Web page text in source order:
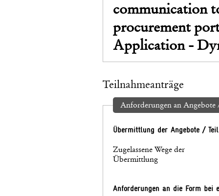
communication
procurement
Application -
Teilnahmeanträge
Anforderungen an Angebote
Übermittlung der Angebote /
Zugelassene Wege der
Übermittlung
Anforderungen an die Form bei